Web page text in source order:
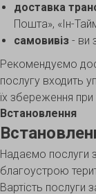
доставка
Пошта», «Ін-
самовивіз - ви
Рекомендуємо
послугу входить
їх збереження при
Встановлення
Надаємо послуги
благоустрою
Вартість послуги